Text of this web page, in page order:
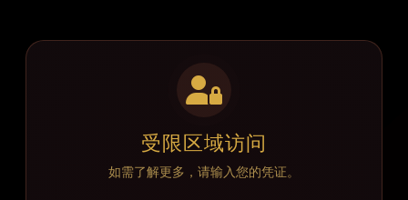
受限区域访问
如需了解更多，请输入您的凭证。